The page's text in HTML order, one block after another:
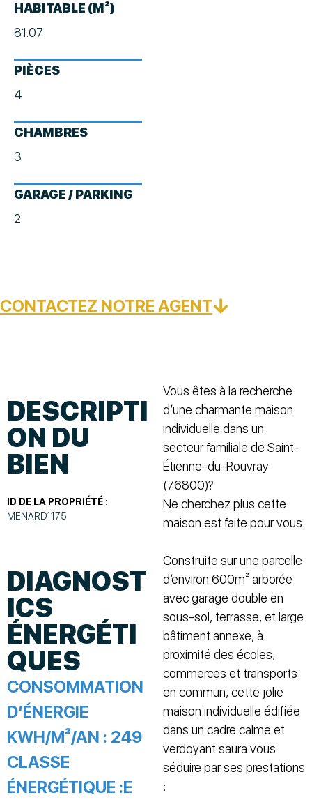
HABITABLE (M²)
81.07
PIÈCES
4
CHAMBRES
3
GARAGE / PARKING
2
CONTACTEZ NOTRE AGENT
DESCRIPTI
ON DU
BIEN
ID DE LA PROPRIÉTÉ :
MENARD1175
DIAGNOST
ICS
ÉNERGÉTI
QUES
CONSOMMATION
D’ÉNERGIE
KWH/M²/AN : 249
CLASSE
ÉNERGÉTIQUE :E
Vous êtes à la recherche
d’une charmante maison
individuelle dans un
secteur familiale de Saint-
Étienne-du-Rouvray
(76800)?
Ne cherchez plus cette
maison est faite pour vous.
Construite sur une parcelle
d’environ 600m² arborée
avec garage double en
sous-sol, terrasse, et large
bâtiment annexe, à
proximité des écoles,
commerces et transports
en commun, cette jolie
maison individuelle édifiée
dans un cadre calme et
verdoyant saura vous
séduire par ses prestations
: